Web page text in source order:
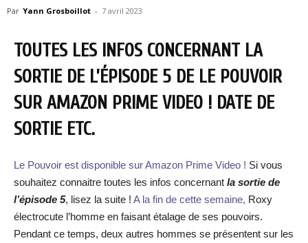
Par Yann Grosboillot - 7 avril 2023
TOUTES LES INFOS CONCERNANT LA
SORTIE DE L’ÉPISODE 5 DE LE POUVOIR
SUR AMAZON PRIME VIDEO ! DATE DE
SORTIE ETC.
Le Pouvoir est disponible sur Amazon Prime Video ! Si vous
souhaitez connaitre toutes les infos concernant la sortie de
l’épisode 5, lisez la suite ! A la fin de cette semaine, Roxy
électrocute l’homme en faisant étalage de ses pouvoirs.
Pendant ce temps, deux autres hommes se présentent sur les